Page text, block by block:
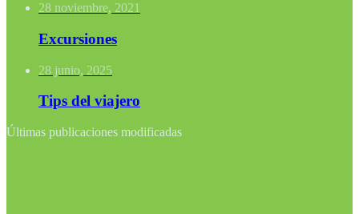
28 noviembre, 2021
Excursiones
28 junio, 2025
Tips del viajero
Últimas publicaciones modificadas